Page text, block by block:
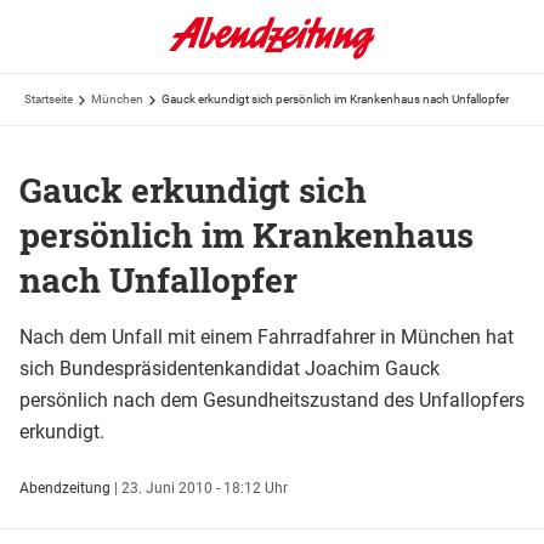
Startseite München Gauck erkundigt sich persönlich im Krankenhaus nach Unfallopfer
Gauck erkundigt sich
persönlich im Krankenhaus
nach Unfallopfer
Nach dem Unfall mit einem Fahrradfahrer in München hat
sich Bundespräsidentenkandidat Joachim Gauck
persönlich nach dem Gesundheitszustand des Unfallopfers
erkundigt.
Abendzeitung | 23. Juni 2010 - 18:12 Uhr